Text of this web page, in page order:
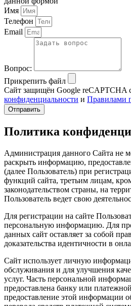
Имя
Телефон
Email
Вопрос:
Прикрепить файл
Сайт защищён Google reCAPTCHA
конфиденциальности и Правилами
Отправить
Политика
Администрация данного Сайта не
раскрыть информацию,
(далее Пользователь) при
функций сайта, третьим лицам,
законодательством страны, на
Пользователь ведет свою
Для регистрации на сайте
персональную информацию. Для
данных сайт оставляет за собой
доказательства идентичности в
Сайт использует личную
обслуживания и для улучшения
услуг. Часть персональной
предоставлена банку или
предоставление этой информации